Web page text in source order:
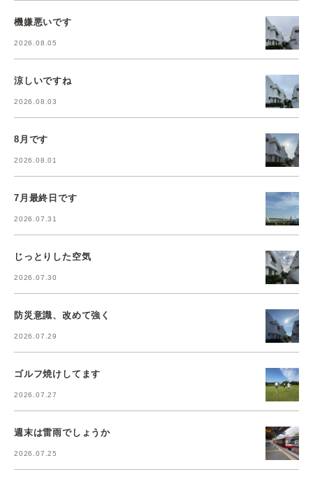
機嫌悪いです
2026.08.05
涼しいですね
2026.08.03
8月です
2026.08.01
7月最終日です
2026.07.31
じっとりした空気
2026.07.30
防災意識、改めて強く
2026.07.29
ゴルフ焼けしてます
2026.07.27
週末は雷雨でしょうか
2026.07.25